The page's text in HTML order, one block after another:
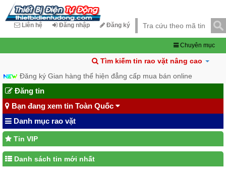
Liên hệ Đăng nhập Đăng ký
Chuyên mục
Tìm kiếm tin rao vặt nâng cao
Đăng ký Gian hàng thể hiện đẳng cấp mua bán online
Đăng tin
Bạn đang xem tin Toàn Quốc
Danh mục rao vặt
Tin VIP
Danh sách tin mới nhất